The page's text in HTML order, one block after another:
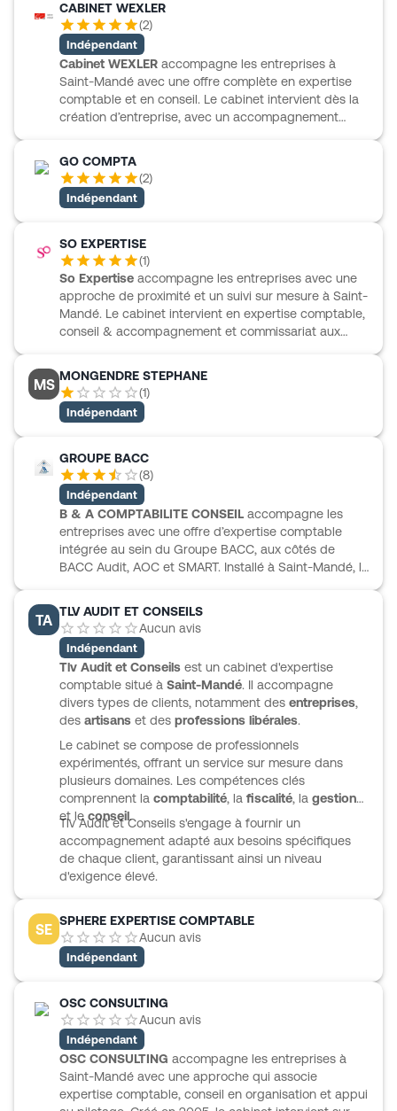
un service social et un département administratif.
Exclea propose aussi un accompagnement sur les
sujets de retraite et de prévoyance. Ses expertises
couvrent plusieurs secteurs, notamment le spectacle,
le CHR, les services immobiliers, le médical, l’artisanat,
le BTP et les services aux entreprises. Des solutions
digitales permettent également de gérer et suivre
l’activité au quotidien.
CABINET WEXLER
(2)
Indépendant
Cabinet WEXLER accompagne les entreprises à
Saint-Mandé avec une offre complète en expertise
comptable et en conseil. Le cabinet intervient dès la
création d’entreprise, avec un accompagnement
tenue comme en révision. Il prend aussi en charge le
social, de la rédaction des contrats de travail aux
bulletins de salaire et aux ruptures, ainsi que le
Son accompagnement s’adresse notamment aux
créateurs, aux cafés-hôtels-restaurants, aux PME-
PMI et aux professions libérales.
GO COMPTA
(2)
Indépendant
SO EXPERTISE
(1)
So Expertise accompagne les entreprises avec une
approche de proximité et un suivi sur mesure à Saint-
Mandé. Le cabinet intervient en expertise comptable,
conseil & accompagnement et commissariat aux
auprès de TPE, PME et associations, dans des
secteurs variés comme le transport, le bâtiment,
l’informatique, l’ingénierie, l’hôtellerie ou le fret.
audit et formation à l’outil QuadraEXPERT s’intègrent
dans un accompagnement concret, pensé pour
faciliter la gestion et soutenir le développement.
MS
MONGENDRE STEPHANE
(1)
Indépendant
GROUPE BACC
(8)
Indépendant
B & A COMPTABILITE CONSEIL accompagne les
entreprises avec une offre d’expertise comptable
intégrée au sein du Groupe BACC, aux côtés de
BACC Audit, AOC et SMART. Installé à Saint-Mandé, le
dirigeants. L’accompagnement se prolonge aussi sur
des sujets concrets de gestion et de financement,
comme le remboursement du PGE, avec l’appui des
équipes du groupe pour aider à choisir la solution la
plus adaptée. Une approche structurée et
pragmatique, au service du pilotage et des décisions
de l’entreprise.
TA
TLV AUDIT ET CONSEILS
Aucun avis
Indépendant
Tlv Audit et Conseils est un cabinet d'expertise
comptable situé à Saint-Mandé. Il accompagne
divers types de clients, notamment des entreprises,
des artisans et des professions libérales.
Le cabinet se compose de professionnels
expérimentés, offrant un service sur mesure dans
plusieurs domaines. Les compétences clés
comprennent la comptabilité, la fiscalité, la gestion
et le conseil.
Tlv Audit et Conseils s'engage à fournir un
accompagnement adapté aux besoins spécifiques
de chaque client, garantissant ainsi un niveau
d'exigence élevé.
SE
SPHERE EXPERTISE COMPTABLE
Aucun avis
Indépendant
OSC CONSULTING
Aucun avis
Indépendant
OSC CONSULTING accompagne les entreprises à
Saint-Mandé avec une approche qui associe
expertise comptable, conseil en organisation et appui